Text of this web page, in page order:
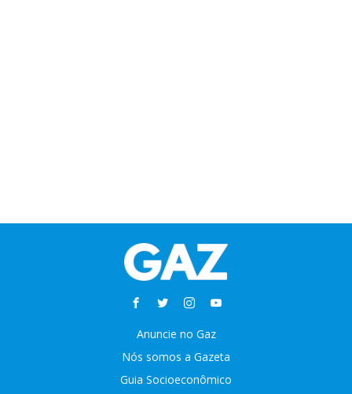
Anuncie no Gaz
Nós somos a Gazeta
Guia Socioeconômico